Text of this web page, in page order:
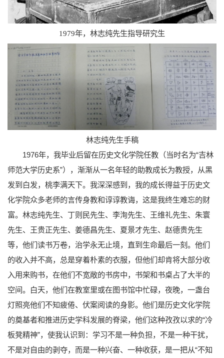
1979年，林志纯先生指导研究生
林志纯先生手稿
1976年，我毕业后留在历史文化学院任教（当时名为“吉林
师范大学历史系”），渐渐从一名年轻的助教成长为教授，从黑
发到白发，桃李满天下。我深深感到，我的成长得益于历史文
化学院众多老师的言传身教和谆谆教诲，这是我终生难忘的财
富。林志纯先生、丁则民先生、李洵先生、王维礼先生、朱寰
先生、王贵正先生、姜德昌先生、夏景才先生、赵德贵先生
等，他们读书万卷，治学永无止境，直到生命最后一刻。他们
的收入并不高，总是穿着朴素的衣服，但他们却肯将大部分收
入用来购书，在他们不宽敞的书房中，书架和书桌占了大半的
空间。白天，他们在教室里或在图书馆中忙碌，夜晚，一盏台
灯照亮他们不知疲倦、伏案阅读的身影。他们是历史文化学院
的奠基者和推进历史学科发展的脊梁，他们这种孜孜以求的“冷
板凳精神”，使我认识到：学习不是一种负担，不是一种干扰，
不是对自由的剥夺，而是一种兴奋、一种收获，是一把从“不知